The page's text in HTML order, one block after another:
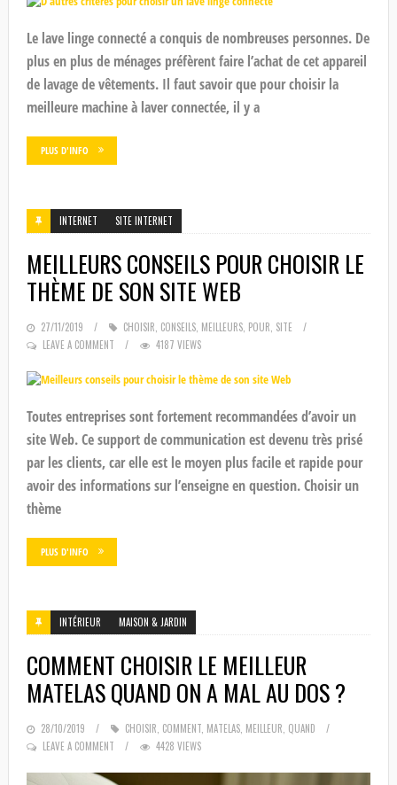
Le lave linge connecté a conquis de nombreuses personnes. De
plus en plus de ménages préfèrent faire l’achat de cet appareil
de lavage de vêtements. Il faut savoir que pour choisir la
meilleure machine à laver connectée, il y a
PLUS D'INFO
INTERNET SITE INTERNET
MEILLEURS CONSEILS POUR CHOISIR LE
THÈME DE SON SITE WEB
POSTED
ON
27/11/2019 CHOISIR CONSEILS, MEILLEURS, POUR SITE
LEAVE A COMMENT
4187 VIEWS
Toutes entreprises sont fortement recommandées d’avoir un
site Web. Ce support de communication est devenu très prisé
par les clients, car elle est le moyen plus facile et rapide pour
avoir des informations sur l’enseigne en question. Choisir un
thème
PLUS D'INFO
INTÉRIEUR MAISON & JARDIN
COMMENT CHOISIR LE MEILLEUR
MATELAS QUAND ON A MAL AU DOS ?
POSTED
ON
28/10/2019 CHOISIR COMMENT, MATELAS, MEILLEUR QUAND
LEAVE A COMMENT
4428 VIEWS